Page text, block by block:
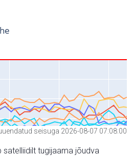
seisuga 2026-08-07 07:08:00
satelliidilt tugijaama jõudva